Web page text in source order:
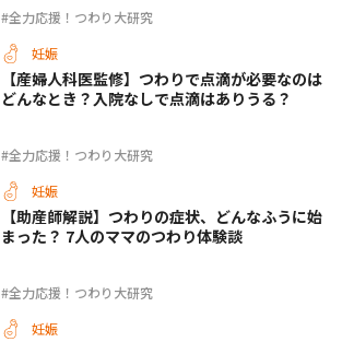
#全力応援！つわり大研究
妊娠
#全力応援！つわり大研究
【産婦人科医監修】つわりで点滴が必要なのは
どんなとき？入院なしで点滴はありうる？
妊娠
#全力応援！つわり大研究
【助産師解説】つわりの症状、どんなふうに始
まった？ 7人のママのつわり体験談
妊娠